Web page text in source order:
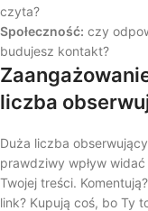
czyta?
Społeczność: czy
budujesz kontakt?
liczba
Duża liczba
prawdziwy wpływ
Twojej treści.
link? Kupują coś, bo Ty